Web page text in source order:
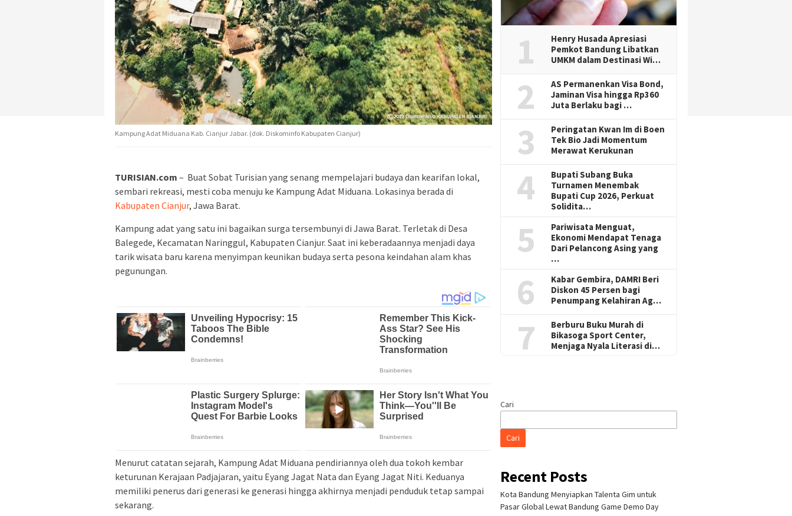
Kampung Adat Miduana Kab. Cianjur Jabar. (dok. Diskominfo Kabupaten Cianjur)
TURISIAN.com – Buat Sobat Turisian yang senang mempelajari budaya dan kearifan lokal,
sembari rekreasi, mesti coba menuju ke Kampung Adat Miduana. Lokasinya berada di
Kabupaten Cianjur, Jawa Barat.
Kampung adat yang satu ini bagaikan surga tersembunyi di Jawa Barat. Terletak di Desa
Balegede, Kecamatan Naringgul, Kabupaten Cianjur. Saat ini keberadaannya menjadi daya
tarik wisata baru karena menyimpan keunikan budaya serta pesona keindahan alam khas
pegunungan.
Menurut catatan sejarah, Kampung Adat Miduana pendiriannya oleh dua tokoh kembar
keturunan Kerajaan Padjajaran, yaitu Eyang Jagat Nata dan Eyang Jagat Niti. Keduanya
memiliki penerus dari generasi ke generasi hingga akhirnya menjadi penduduk tetap sampai
sekarang.
1
Henry Husada Apresiasi
Pemkot Bandung Libatkan
UMKM dalam Destinasi Wi…
2
AS Permanenkan Visa Bond,
Jaminan Visa hingga Rp360
Juta Berlaku bagi …
3
Peringatan Kwan Im di Boen
Tek Bio Jadi Momentum
Merawat Kerukunan
4
Bupati Subang Buka
Turnamen Menembak
Bupati Cup 2026, Perkuat
Solidita…
5
Pariwisata Menguat,
Ekonomi Mendapat Tenaga
Dari Pelancong Asing yang
…
6
Kabar Gembira, DAMRI Beri
Diskon 45 Persen bagi
Penumpang Kelahiran Ag…
7
Berburu Buku Murah di
Bikasoga Sport Center,
Menjaga Nyala Literasi di…
Cari
Cari
Recent Posts
Kota Bandung Menyiapkan Talenta Gim untuk
Pasar Global Lewat Bandung Game Demo Day